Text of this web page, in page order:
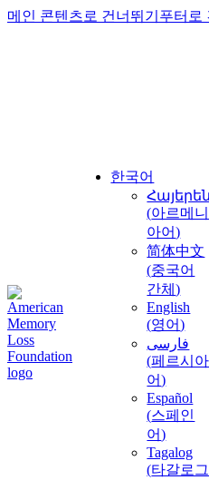
메인 콘텐츠로 건너뛰기 푸터로
한국어
Հայերեն
(아르메니
아어)
简体中文
(중국어
간체)
English
(영어)
فارسی
(페르시아
어)
Español
(스페인
어)
Tagalog
(타갈로그